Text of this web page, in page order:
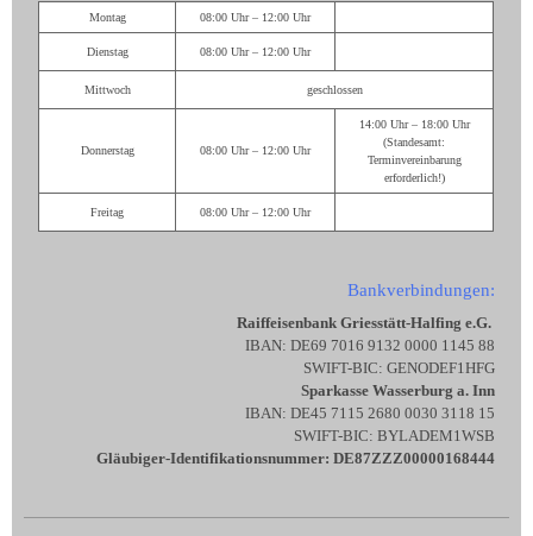
Montag 08:00 Uhr – 12:00 Uhr
Dienstag 08:00 Uhr – 12:00 Uhr
Mittwoch geschlossen
Donnerstag 08:00 Uhr – 12:00 Uhr
14:00 Uhr – 18:00 Uhr
(Standesamt:
Terminvereinbarung
erforderlich!)
Freitag 08:00 Uhr – 12:00 Uhr
Bankverbindungen:
Raiffeisenbank Griesstätt-Halfing e.G.
IBAN: DE69 7016 9132 0000 1145 88
SWIFT-BIC: GENODEF1HFG
Sparkasse Wasserburg a. Inn
IBAN: DE45 7115 2680 0030 3118 15
SWIFT-BIC: BYLADEM1WSB
Gläubiger-Identifikationsnummer: DE87ZZZ00000168444